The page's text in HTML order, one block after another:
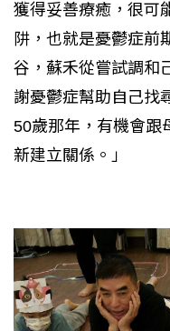
獲得妥善療癒，很可
阱，也就是憂鬱症前
谷，蘇禾從嘗試調和
謝憂鬱症幫助自己找
50歲那年，有機會跟
新建立關係。」